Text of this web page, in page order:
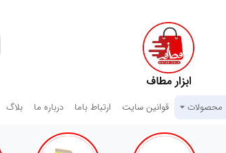
ابزار مطاف
محصولات قوانین سایت ارتباط باما درباره ما بلاگ